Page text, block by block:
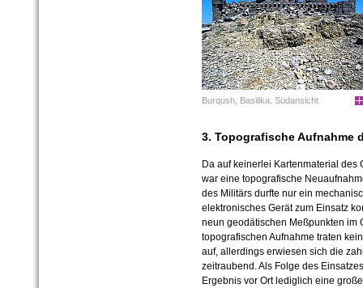
Burqush, Basilika. Südansicht
3. Topografische Aufnahme
Da auf keinerlei Kartenmaterial
war eine topografische
des Militärs durfte nur ein
elektronisches Gerät zum Einsatz
neun geodätischen Meßpunkten im
topografischen Aufnahme traten
auf, allerdings erwiesen sich die
zeitraubend. Als Folge des
Ergebnis vor Ort lediglich eine